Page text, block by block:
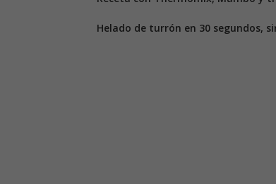
Helado de turrón en 30 segundos,